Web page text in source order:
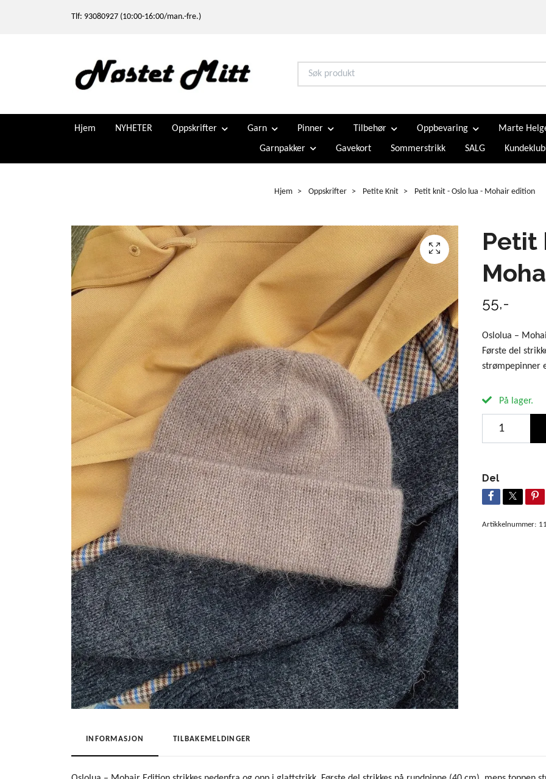
Tlf: 93080927 (10:00-16:00/man.-fre.)
Hjem NYHETER Oppskrifter Garn Pinner Tilbehør Oppbevaring Marte
Garnpakker Gavekort Sommerstrikk SALG
Hjem Oppskrifter Petite Knit Petit knit - Oslo lua - Mohair edition
Petit
55,-
Oslolua –
Første del
strømpepinner
På lager.
Del
Artikkelnummer:
INFORMASJON TILBAKEMELDINGER